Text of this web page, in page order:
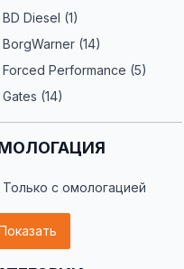
BD Diesel (1)
BorgWarner (14)
Forced Performance (5)
Gates (14)
Только с омологацией